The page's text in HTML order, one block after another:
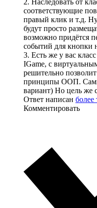
соответствующие
правый клик и т.д.
будут просто
возможно придётся
событий для кнопки
3. Есть же у вас
IGame, с
решительно
принципы ООП.
вариант) Но цель же
Ответ написан более
Комментировать